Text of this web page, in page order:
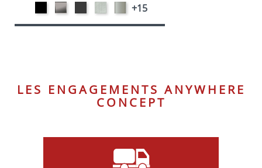
Métal
noir
opaque
CARBON
LOOK-
SIMILI
gris
opaque
SONOR
ALU-
SIMILI
Métal
satiné
-
+15
LES ENGAGEMENTS ANYWHERE
CONCEPT